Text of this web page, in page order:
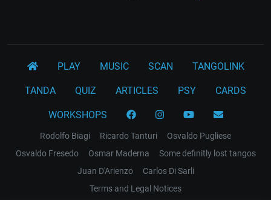
PLAY MUSIC SCAN TANGOLINK
TANDA QUIZ ARTICLES PSY CARDS
WORKSHOPS
Rodolfo Biagi Ricardo Tanturi
Osvaldo Pugliese
Osvaldo Fresedo
Osmar Maderna
Some definitly lost tangos
Juan D'Arienzo
Carlos Di Sarli
Terms and Legal Notices